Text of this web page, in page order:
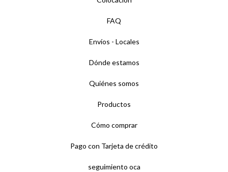
FAQ
Envíos - Locales
Dónde estamos
Quiénes somos
Productos
Cómo comprar
Pago con Tarjeta de crédito
seguimiento oca